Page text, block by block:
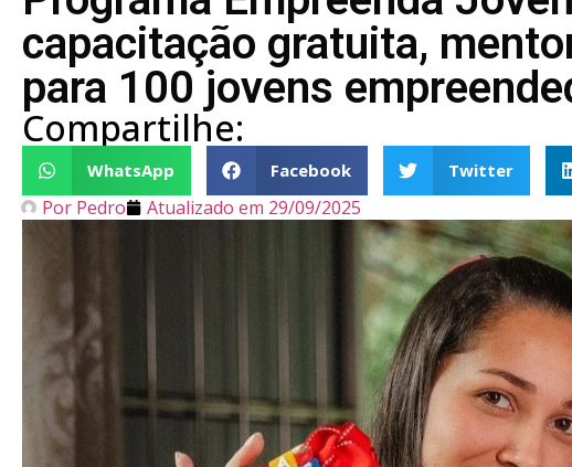
capacitação gratuita,
para 100 jovens
Compartilhe:
WhatsApp Facebook Twitter
Por Pedro Atualizado em 29/09/2025